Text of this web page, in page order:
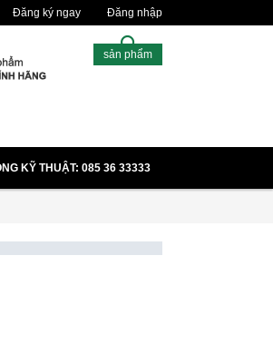
Đăng ký ngay Đăng nhập
sản phẩm
KỸ THUẬT: 085 36 33333